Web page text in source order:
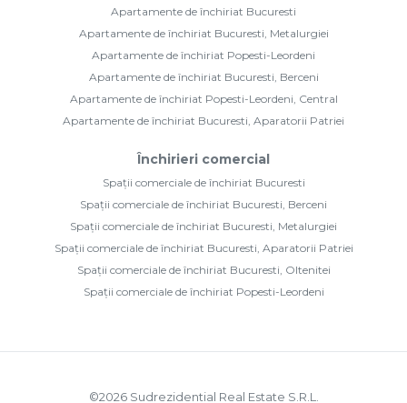
Apartamente de închiriat Bucuresti
Apartamente de închiriat Bucuresti, Metalurgiei
Apartamente de închiriat Popesti-Leordeni
Apartamente de închiriat Bucuresti, Berceni
Apartamente de închiriat Popesti-Leordeni, Central
Apartamente de închiriat Bucuresti, Aparatorii Patriei
Închirieri comercial
Spații comerciale de închiriat Bucuresti
Spații comerciale de închiriat Bucuresti, Berceni
Spații comerciale de închiriat Bucuresti, Metalurgiei
Spații comerciale de închiriat Bucuresti, Aparatorii Patriei
Spații comerciale de închiriat Bucuresti, Oltenitei
Spații comerciale de închiriat Popesti-Leordeni
©2026Sudrezidential Real Estate S.R.L.